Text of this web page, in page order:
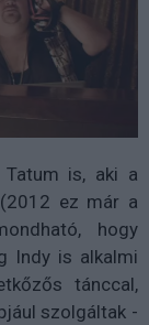
is, aki a
ez már a
hogy
Indy is alkalmi
tánccal,
szolgáltak -